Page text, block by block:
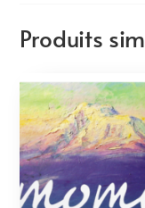
Produits